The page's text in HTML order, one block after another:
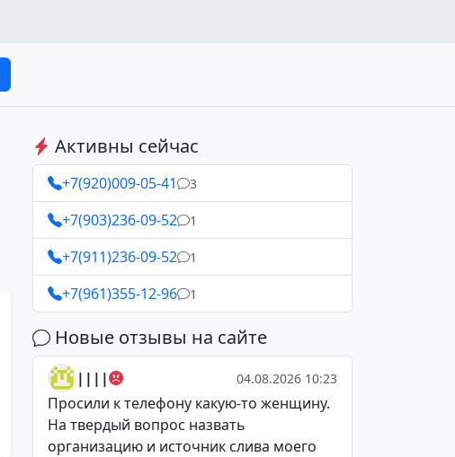
Активны сейчас
+7(920)009-05-41 3
+7(903)236-09-52 1
+7(911)236-09-52 1
+7(961)355-12-96 1
Новые отзывы на сайте
|||| 04.08.2026 10:23
Просили к телефону какую-то женщину.
На твердый вопрос назвать
организацию и источник слива моего